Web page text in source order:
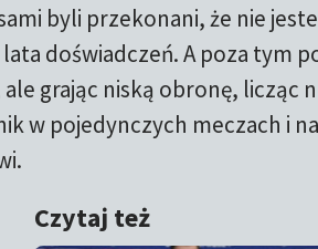
byli przekonani, że nie
doświadczeń. A poza tym
grając niską obronę, licząc
w pojedynczych meczach i
Czytaj też